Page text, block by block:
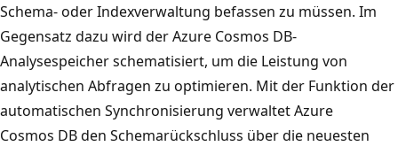
Schema- oder Indexverwaltung befassen zu müssen. Im
Gegensatz dazu wird der Azure Cosmos DB-
Analysespeicher schematisiert, um die Leistung von
analytischen Abfragen zu optimieren. Mit der Funktion der
automatischen Synchronisierung verwaltet Azure
Cosmos DB den Schemarückschluss über die neuesten